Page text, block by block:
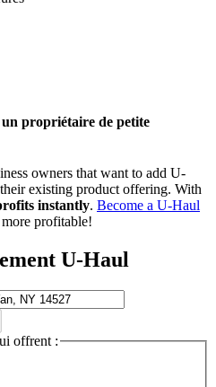
un propriétaire de petite
owners that want to add U-
existing product offering. With
instantly. Become a U-Haul
profitable!
U-Haul
offrent :